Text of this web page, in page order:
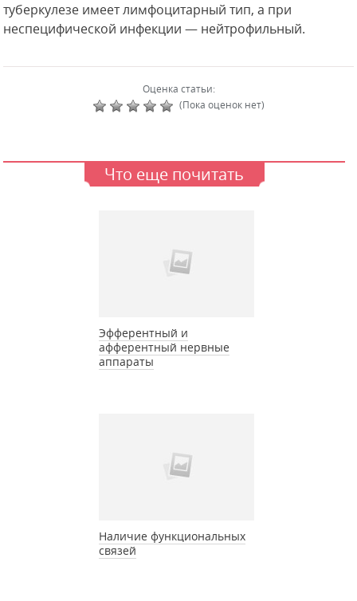
туберкулезе имеет лимфоцитарный тип, а при
неспецифической инфекции — нейтрофильный.
Оценка статьи:
(Пока оценок нет)
Что еще почитать
Эфферентный и
афферентный нервные
аппараты
Наличие функциональных
связей